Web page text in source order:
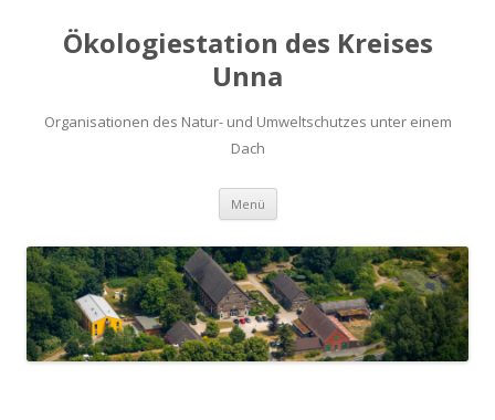
Ökologiestation des Kreises
Unna
Organisationen des Natur- und Umweltschutzes unter einem
Dach
Menü Zum
springen